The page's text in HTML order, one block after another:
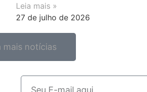
Leia mais »
27 de julho de 2026
mais notícias